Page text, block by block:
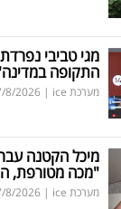
התקופה
מערכת ice |
8/2026
מיכל הקטנה
"מכה מטורפת,
מערכת ice |
8/2026